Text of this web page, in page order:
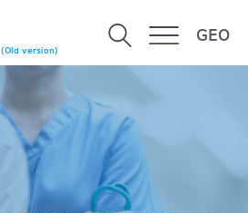
(Old version)
GEO